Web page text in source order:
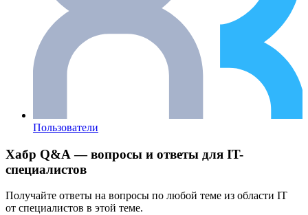
Пользователи
Хабр Q&A — вопросы и ответы для IT-
специалистов
Получайте ответы на вопросы по любой теме из области IT
от специалистов в этой теме.